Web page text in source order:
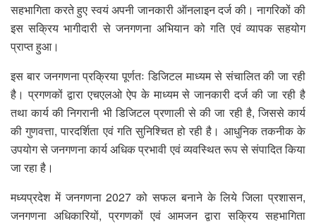
सहभागिता करते हुए स्वयं अपनी जानकारी ऑनलाइन दर्ज की। नागरिकों की
इस सक्रिय भागीदारी से जनगणना अभियान को गति एवं व्यापक सहयोग
प्राप्त हुआ।
इस बार जनगणना प्रक्रिया पूर्णतः डिजिटल माध्यम से संचालित की जा रही
है। प्रगणकों द्वारा एचएलओ ऐप के माध्यम से जानकारी दर्ज की जा रही है
तथा कार्य की निगरानी भी डिजिटल प्रणाली से की जा रही है, जिससे कार्य
की गुणवत्ता, पारदर्शिता एवं गति सुनिश्चित हो रही है। आधुनिक तकनीक के
उपयोग से जनगणना कार्य अधिक प्रभावी एवं व्यवस्थित रूप से संपादित किया
जा रहा है।
मध्यप्रदेश में जनगणना 2027 को सफल बनाने के लिये जिला प्रशासन,
जनगणना अधिकारियों, प्रगणकों एवं आमजन द्वारा सक्रिय सहभागिता